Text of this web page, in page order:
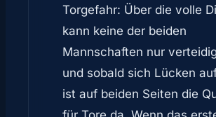
Torgefahr: Über die volle
kann keine der beiden
Mannschaften nur
und sobald sich Lücken
ist auf beiden Seiten die